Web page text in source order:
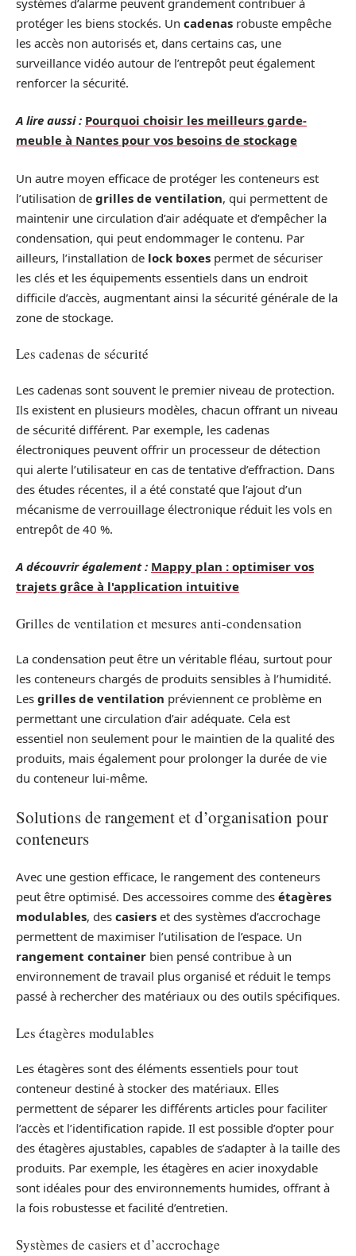
protéger les biens stockés. Un cadenas robuste empêche
les accès non autorisés et, dans certains cas, une
surveillance vidéo autour de l’entrepôt peut également
renforcer la sécurité.
A lire aussi : Pourquoi choisir les meilleurs garde-
meuble à Nantes pour vos besoins de stockage
Un autre moyen efficace de protéger les conteneurs est
l’utilisation de grilles de ventilation, qui permettent de
maintenir une circulation d’air adéquate et d’empêcher la
condensation, qui peut endommager le contenu. Par
ailleurs, l’installation de lock boxes permet de sécuriser
les clés et les équipements essentiels dans un endroit
difficile d’accès, augmentant ainsi la sécurité générale de la
zone de stockage.
Les cadenas de sécurité
Les cadenas sont souvent le premier niveau de protection.
Ils existent en plusieurs modèles, chacun offrant un niveau
de sécurité différent. Par exemple, les cadenas
électroniques peuvent offrir un processeur de détection
qui alerte l’utilisateur en cas de tentative d’effraction. Dans
des études récentes, il a été constaté que l’ajout d’un
mécanisme de verrouillage électronique réduit les vols en
entrepôt de 40 %.
A découvrir également : Mappy plan : optimiser vos
trajets grâce à l'application intuitive
Grilles de ventilation et mesures anti-condensation
La condensation peut être un véritable fléau, surtout pour
les conteneurs chargés de produits sensibles à l’humidité.
Les grilles de ventilation préviennent ce problème en
permettant une circulation d’air adéquate. Cela est
essentiel non seulement pour le maintien de la qualité des
produits, mais également pour prolonger la durée de vie
du conteneur lui-même.
Solutions de rangement et d’organisation pour
conteneurs
Avec une gestion efficace, le rangement des conteneurs
peut être optimisé. Des accessoires comme des étagères
modulables, des casiers et des systèmes d’accrochage
permettent de maximiser l’utilisation de l’espace. Un
rangement container bien pensé contribue à un
environnement de travail plus organisé et réduit le temps
passé à rechercher des matériaux ou des outils spécifiques.
Les étagères modulables
Les étagères sont des éléments essentiels pour tout
conteneur destiné à stocker des matériaux. Elles
permettent de séparer les différents articles pour faciliter
l’accès et l’identification rapide. Il est possible d’opter pour
des étagères ajustables, capables de s’adapter à la taille des
produits. Par exemple, les étagères en acier inoxydable
sont idéales pour des environnements humides, offrant à
la fois robustesse et facilité d’entretien.
Systèmes de casiers et d’accrochage